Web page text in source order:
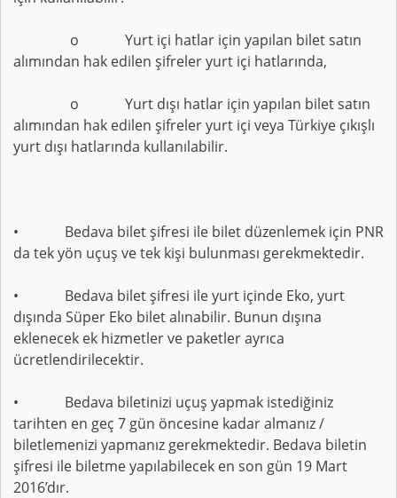
o Yurt içi hatlar için yapılan bilet satın
alımından hak edilen şifreler yurt içi hatlarında,
o Yurt dışı hatlar için yapılan bilet satın
alımından hak edilen şifreler yurt içi veya Türkiye çıkışlı
yurt dışı hatlarında kullanılabilir.
• Bedava bilet şifresi ile bilet düzenlemek için PNR
da tek yön uçuş ve tek kişi bulunması gerekmektedir.
• Bedava bilet şifresi ile yurt içinde Eko, yurt
dışında Süper Eko bilet alınabilir. Bunun dışına
eklenecek ek hizmetler ve paketler ayrıca
ücretlendirilecektir.
• Bedava biletinizi uçuş yapmak istediğiniz
tarihten en geç 7 gün öncesine kadar almanız /
biletlemenizi yapmanız gerekmektedir. Bedava biletin
şifresi ile biletme yapılabilecek en son gün 19 Mart
2016’dır.